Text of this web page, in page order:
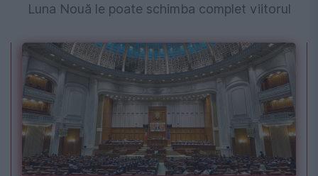
Luna Nouă le poate schimba complet viitorul